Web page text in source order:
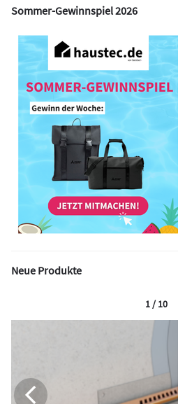
Sommer-Gewinnspiel 2026
Neue Produkte
1 / 10